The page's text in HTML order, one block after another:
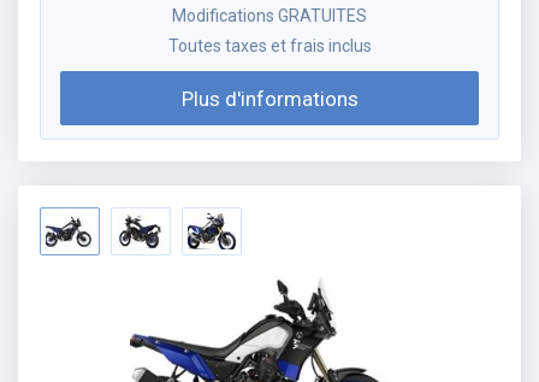
Modifications GRATUITES
Toutes taxes et frais inclus
Plus d'informations